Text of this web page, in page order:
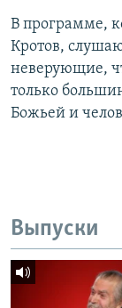
В программе,
Кротов,
неверующие,
только
Божьей и
Выпуски